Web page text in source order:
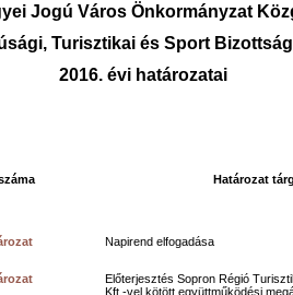
Jogú Város Önkormányzat
Turisztikai és Sport
2016. évi határozatai
Határozat
Napirend elfogadása
Előterjesztés Sopron Régió
Kft.-vel kötött együttműködési